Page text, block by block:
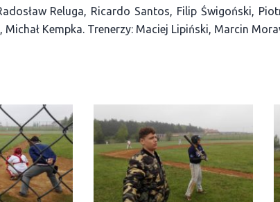
Reluga, Ricardo Santos, Filip Świgoński,
Michał Kempka. Trenerzy: Maciej Lipiński, Marcin